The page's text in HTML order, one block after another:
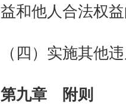
益和他人合法权
（四）实施其他
第九章 附则